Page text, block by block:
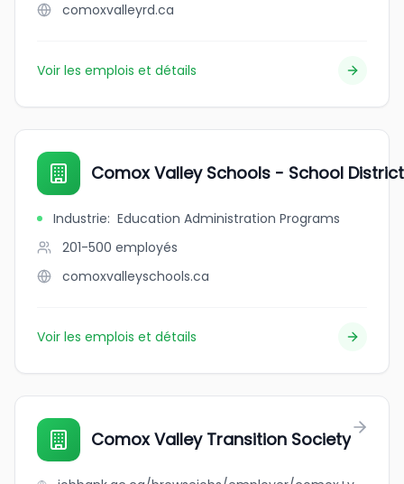
comoxvalleyrd.ca
Voir les emplois et détails
Comox Valley Schools - School District
Industrie: Education Administration Programs
201-500 employés
comoxvalleyschools.ca
Voir les emplois et détails
Comox Valley Transition Society